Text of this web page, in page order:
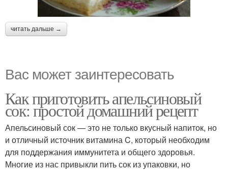
читать дальше →
Вас может заинтересовать
Как приготовить апельсиновый
сок: простой домашний рецепт
Апельсиновый сок — это не только вкусный напиток, но
и отличный источник витамина C, который необходим
для поддержания иммунитета и общего здоровья.
Многие из нас привыкли пить сок из упаковки, но